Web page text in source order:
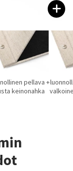
pellava +
keinonahka